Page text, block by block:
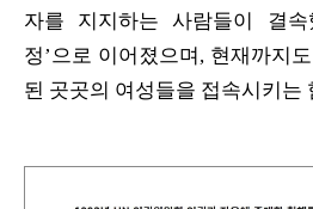
자를 지지하는 사람들이 결속
정’으로 이어졌으며, 현재까지
된 곳곳의 여성들을 접속시키는